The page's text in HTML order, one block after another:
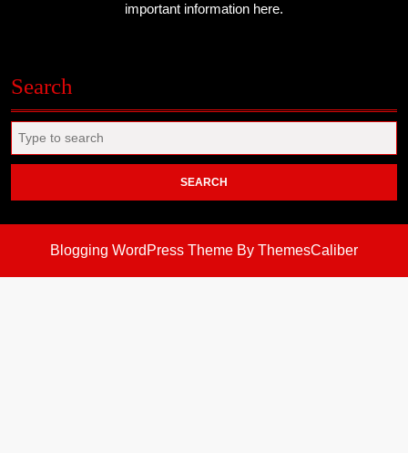
important information here.
Search
for:
Blogging WordPress Theme By ThemesCaliber